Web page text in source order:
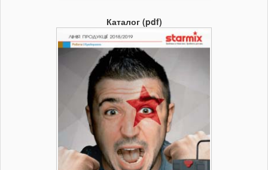
Каталог (pdf)